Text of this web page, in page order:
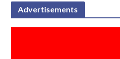
Advertisements